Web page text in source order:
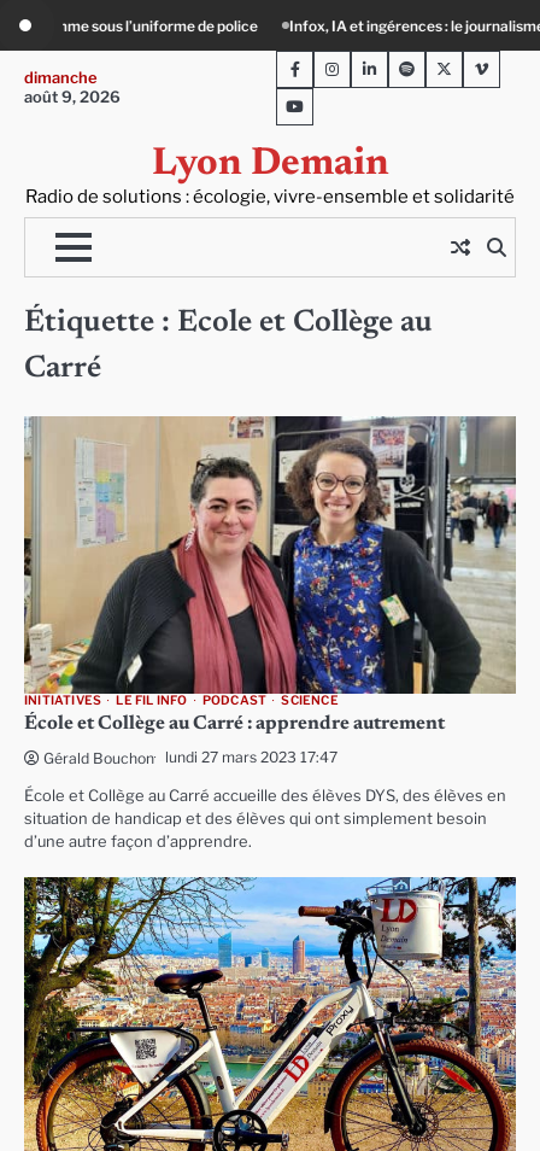
content
de police Infox, IA et ingérences : le journalisme peut-il encore lutter ?
dimanche
août 9, 2026
Lyon Demain
Radio de solutions : écologie, vivre-ensemble et solidarité
FacebookInstagram
LinkedInSpotifyTwitterViméo
Youtube
Étiquette : Ecole et Collège au
Carré
INITIATIVES LE FIL INFO PODCAST SCIENCE
École et Collège au Carré : apprendre autrement
Gérald Bouchon lundi 27 mars 2023 17:47
École et Collège au Carré accueille des élèves DYS, des élèves en
situation de handicap et des élèves qui ont simplement besoin
d’une autre façon d’apprendre.